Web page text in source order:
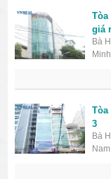
Tòa
giá
Bà
3
Bà
Nam